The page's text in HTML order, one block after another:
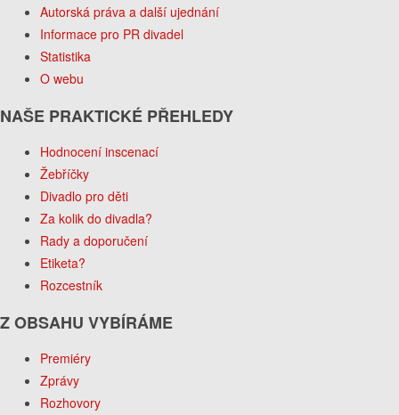
Autorská práva a další ujednání
Informace pro PR divadel
Statistika
O webu
NAŠE PRAKTICKÉ PŘEHLEDY
Hodnocení inscenací
Žebříčky
Divadlo pro děti
Za kolik do divadla?
Rady a doporučení
Etiketa?
Rozcestník
Z OBSAHU VYBÍRÁME
Premiéry
Zprávy
Rozhovory